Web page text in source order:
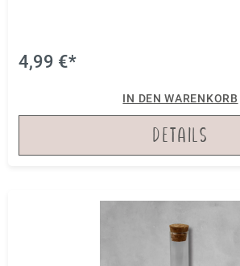
4,99 €*
IN DEN WARENKORB
DETAILS